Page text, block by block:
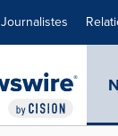
Journalistes